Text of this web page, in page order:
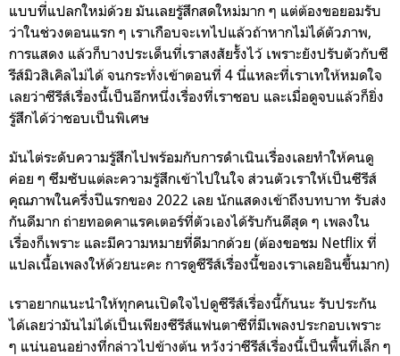
แบบที่แปลกใหม่ด้วย มันเลยรู้สึกสดใหม่มาก ๆ แต่ต้องขอยอมรับ
ว่าในช่วงตอนแรก ๆ เราเกือบจะเทไปแล้วถ้าหากไม่ได้ตัวภาพ,
การแสดง แล้วก็บางประเด็นที่เราสงสัยรั้งไว้ เพราะยังปรับตัวกับซี
รีส์มิวสิเคิลไม่ได้ จนกระทั่งเข้าตอนที่ 4 นี่แหละที่เราเทให้หมดใจ
เลยว่าซีรีส์เรื่องนี้เป็นอีกหนึ่งเรื่องที่เราชอบ และเมื่อดูจบแล้วก็ยิ่ง
รู้สึกได้ว่าชอบเป็นพิเศษ
มันไต่ระดับความรู้สึกไปพร้อมกับการดำเนินเรื่องเลยทำให้คนดู
ค่อย ๆ ซึมซับแต่ละความรู้สึกเข้าไปในใจ ส่วนตัวเราให้เป็นซีรีส์
คุณภาพในครึ่งปีแรกของ 2022 เลย นักแสดงเข้าถึงบทบาท รับส่ง
กันดีมาก ถ่ายทอดคาแรคเตอร์ที่ตัวเองได้รับกันดีสุด ๆ เพลงใน
เรื่องก็เพราะ และมีความหมายที่ดีมากด้วย (ต้องขอชม Netflix ที่
แปลเนื้อเพลงให้ด้วยนะคะ การดูซีรีส์เรื่องนี้ของเราเลยอินขึ้นมาก)
เราอยากแนะนำให้ทุกคนเปิดใจไปดูซีรีส์เรื่องนี้กันนะ รับประกัน
ได้เลยว่ามันไม่ได้เป็นเพียงซีรีส์แฟนตาซีที่มีเพลงประกอบเพราะ
ๆ แน่นอนอย่างที่กล่าวไปข้างต้น หวังว่าซีรีส์เรื่องนี้เป็นพื้นที่เล็ก ๆ